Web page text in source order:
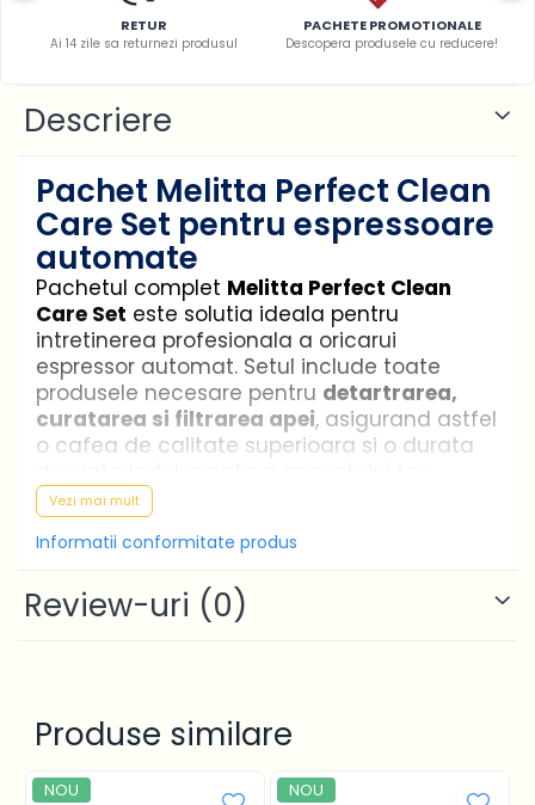
RETUR
Ai 14 zile sa returnezi produsul
PACHETE PROMOTIONALE
Descopera produsele cu reducere!
Descriere
Pachet Melitta Perfect Clean
Care Set pentru espressoare
automate
Pachetul complet Melitta Perfect Clean
Care Set este solutia ideala pentru
intretinerea profesionala a oricarui
espressor automat. Setul include toate
produsele necesare pentru detartrarea,
curatarea si filtrarea apei, asigurand astfel
o cafea de calitate superioara si o durata
Continutul pachetului
intretinere completa:
Tablete de curatare Perfect Clean
cafea din camera de infuzare
Vezi mai mult
Informatii conformitate produs
Review-uri (0)
Produse similare
NOU NOU